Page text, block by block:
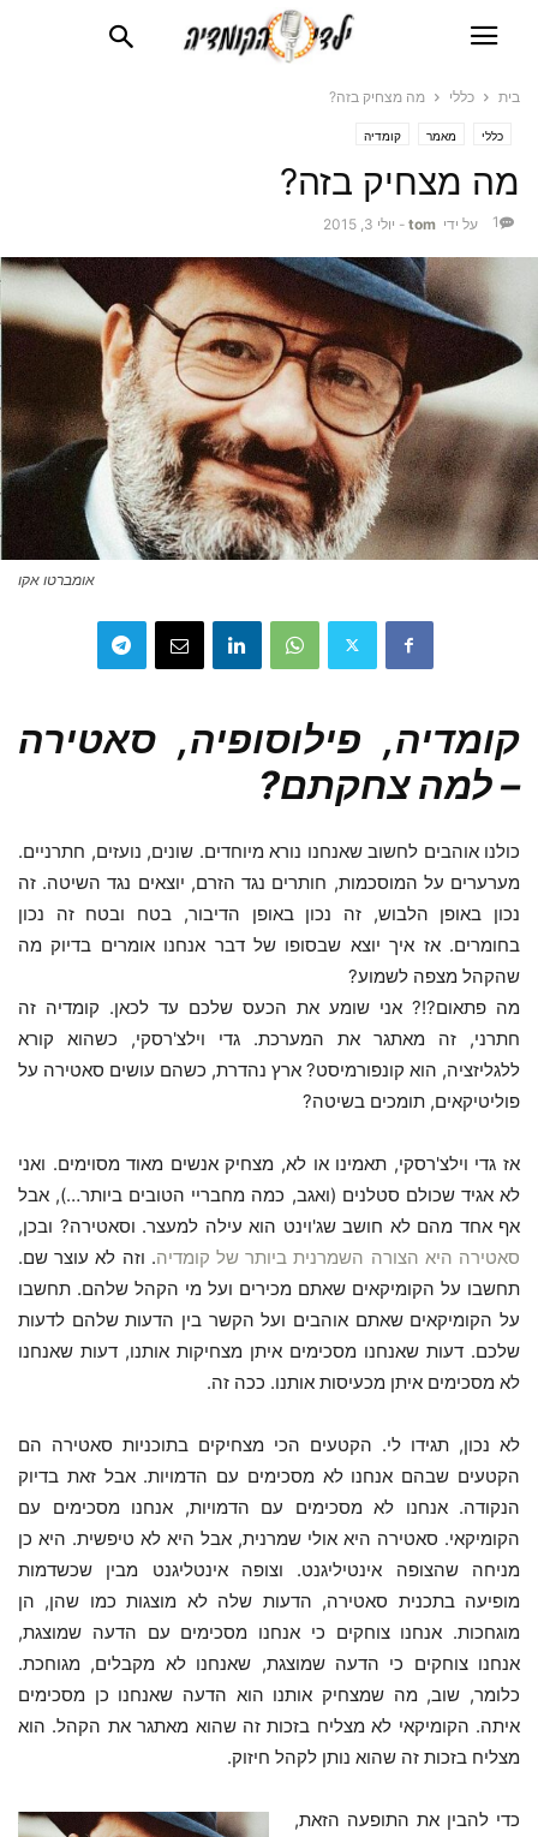
בית כללי מה מצחיק בזה?
כללי מאמר קומדיה
מה מצחיק בזה?
על ידי tom
- יולי 3, 2015 1
אומברטו אקו
קומדיה, פילוסופיה, סאטירה
– למה צחקתם?
כולנו אוהבים לחשוב שאנחנו נורא מיוחדים. שונים, נועזים, חתרניים.
מערערים על המוסכמות, חותרים נגד הזרם, יוצאים נגד השיטה. זה
נכון באופן הלבוש, זה נכון באופן הדיבור, בטח ובטח זה נכון
בחומרים. אז איך יוצא שבסופו של דבר אנחנו אומרים בדיוק מה
שהקהל מצפה לשמוע?
מה פתאום?!? אני שומע את הכעס שלכם עד לכאן. קומדיה זה
חתרני, זה מאתגר את המערכת. גדי וילצ'רסקי, כשהוא קורא
ללגליזציה, הוא קונפורמיסט? ארץ נהדרת, כשהם עושים סאטירה על
פוליטיקאים, תומכים בשיטה?
אז גדי וילצ'רסקי, תאמינו או לא, מצחיק אנשים מאוד מסוימים. ואני
לא אגיד שכולם סטלנים (ואגב, כמה מחבריי הטובים ביותר…), אבל
אף אחד מהם לא חושב שג'וינט הוא עילה למעצר. וסאטירה? ובכן,
סאטירה היא הצורה השמרנית ביותר של קומדיה. וזה לא עוצר שם.
תחשבו על הקומיקאים שאתם מכירים ועל מי הקהל שלהם. תחשבו
על הקומיקאים שאתם אוהבים ועל הקשר בין הדעות שלהם לדעות
שלכם. דעות שאנחנו מסכימים איתן מצחיקות אותנו, דעות שאנחנו
לא מסכימים איתן מכעיסות אותנו. ככה זה.
לא נכון, תגידו לי. הקטעים הכי מצחיקים בתוכניות סאטירה הם
הקטעים שבהם אנחנו לא מסכימים עם הדמויות. אבל זאת בדיוק
הנקודה. אנחנו לא מסכימים עם הדמויות, אנחנו מסכימים עם
הקומיקאי. סאטירה היא אולי שמרנית, אבל היא לא טיפשית. היא כן
מניחה שהצופה אינטיליגנט. וצופה אינטליגנט מבין שכשדמות
מופיעה בתכנית סאטירה, הדעות שלה לא מוצגות כמו שהן, הן
מוגחכות. אנחנו צוחקים כי אנחנו מסכימים עם הדעה שמוצגת,
אנחנו צוחקים כי הדעה שמוצגת, שאנחנו לא מקבלים, מגוחכת.
כלומר, שוב, מה שמצחיק אותנו הוא הדעה שאנחנו כן מסכימים
איתה. הקומיקאי לא מצליח בזכות זה שהוא מאתגר את הקהל. הוא
מצליח בזכות זה שהוא נותן לקהל חיזוק.
כדי להבין את התופעה הזאת,